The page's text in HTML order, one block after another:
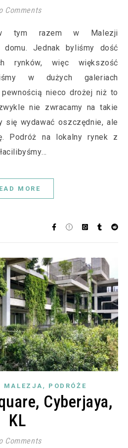
Comments
Jednak byliśmy dość
rynków, więc większość
w dużych galeriach
nieco drożej niż to
nie zwracamy na takie
się wydawać oszczędnie, ale
Podróż na lokalny rynek z
MORE
MALEZJA , PODRÓŻE
Cyberjaya,
KL
Comments